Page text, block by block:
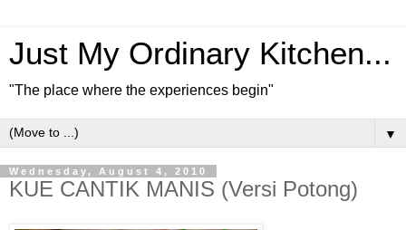
Just My Ordinary Kitchen...
"The place where the experiences begin"
▼
Wednesday, August 4, 2010
KUE CANTIK MANIS (Versi Potong)